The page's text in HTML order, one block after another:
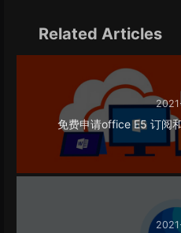
Related Articles
免费申请office E5 订阅